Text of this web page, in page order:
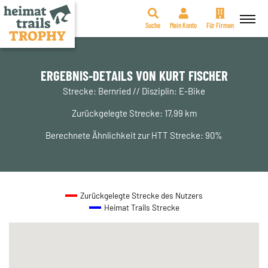
Zum
Suche Mein Konto Für Firmen
ERGEBNIS-DETAILS VON KURT FISCHER
Strecke: Bernried // Disziplin: E-Bike
Zurückgelegte Strecke: 17,99 km
Berechnete Ähnlichkeit zur HTT Strecke: 90%
Zurückgelegte Strecke des Nutzers
Heimat Trails Strecke